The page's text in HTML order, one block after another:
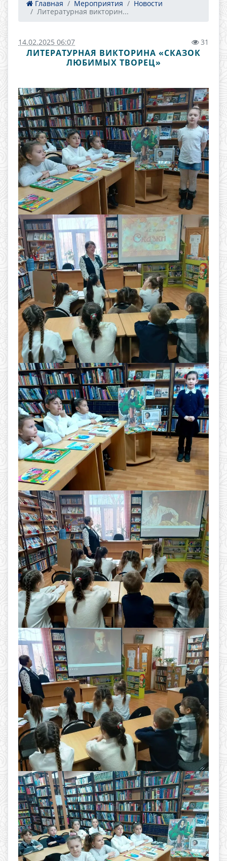
Главная Мероприятия
Новости
Литературная викторин...
14.02.2025 06:07 31
ЛИТЕРАТУРНАЯ ВИКТОРИНА «СКАЗОК
ЛЮБИМЫХ ТВОРЕЦ»